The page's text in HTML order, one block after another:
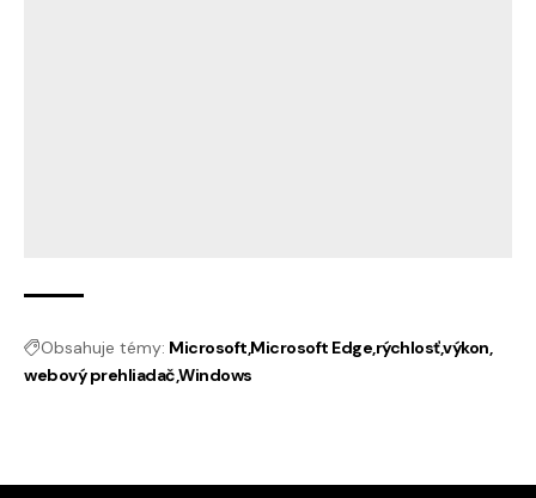
Obsahuje témy: MicrosoftMicrosoft Edgerýchlosťvýkon
webový prehliadačWindows